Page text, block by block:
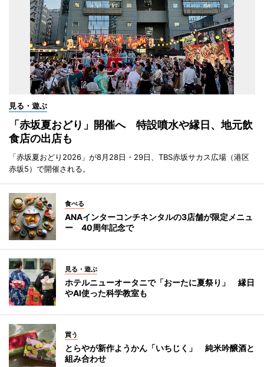
見る・遊ぶ
「赤坂夏おどり」開催へ 特設噴水や縁日、地元飲
食店の出店も
「赤坂夏おどり2026」が8月28日・29日、TBS赤坂サカス広場（港区
赤坂5）で開催される。
食べる
ANAインターコンチネンタルの3店舗が限定メニュ
ー 40周年記念で
見る・遊ぶ
ホテルニューオータニで「おーたに夏祭り」 縁日
やAI使った科学教室も
買う
とらやが新作ようかん「いちじく」 純米吟醸酒と
組み合わせ